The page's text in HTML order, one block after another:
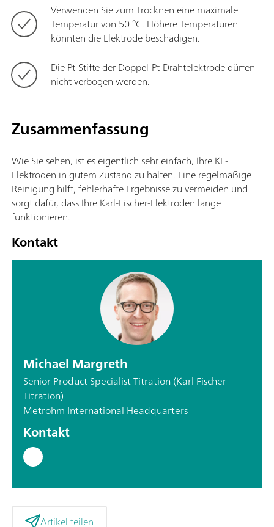
Verwenden Sie zum Trocknen eine maximale
Temperatur von 50 °C. Höhere Temperaturen
könnten die Elektrode beschädigen.
Die Pt-Stifte der Doppel-Pt-Drahtelektrode dürfen
nicht verbogen werden.
Zusammenfassung
Wie Sie sehen, ist es eigentlich sehr einfach, Ihre KF-
Elektroden in gutem Zustand zu halten. Eine regelmäßige
Reinigung hilft, fehlerhafte Ergebnisse zu vermeiden und
sorgt dafür, dass Ihre Karl-Fischer-Elektroden lange
funktionieren.
Kontakt
Michael Margreth
Senior Product Specialist Titration (Karl Fischer
Titration)
Metrohm International Headquarters
Kontakt
Artikel teilen